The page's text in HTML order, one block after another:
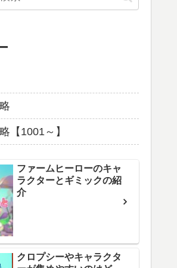
【1001～】
ファームヒーローのキャ
ラクターとギミックの紹
介
クロプシーやキャラクタ